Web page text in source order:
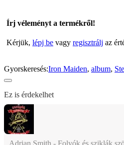
Írj véleményt a termékről!
Kérjük, lépj be vagy regisztrálj az
Gyorskeresés:Iron Maiden, album,
Ez is érdekelhet